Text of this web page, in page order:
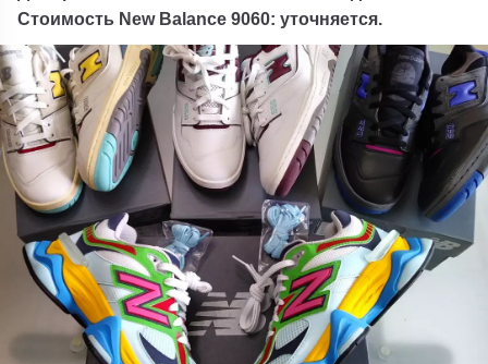
Стоимость New Balance 9060: уточняется.